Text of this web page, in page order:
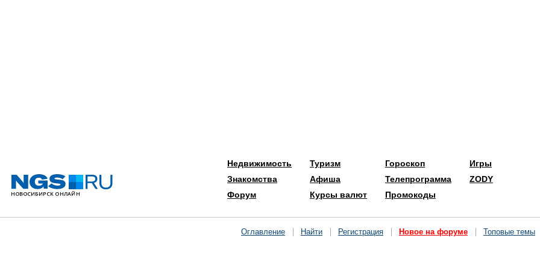
Недвижимость
Знакомства
Форум
Туризм
Афиша
Курсы валют
Гороскоп
Телепрограмма
Промокоды
Игры
ZODY
Оглавление Найти Регистрация Новое на форуме Топовые темы